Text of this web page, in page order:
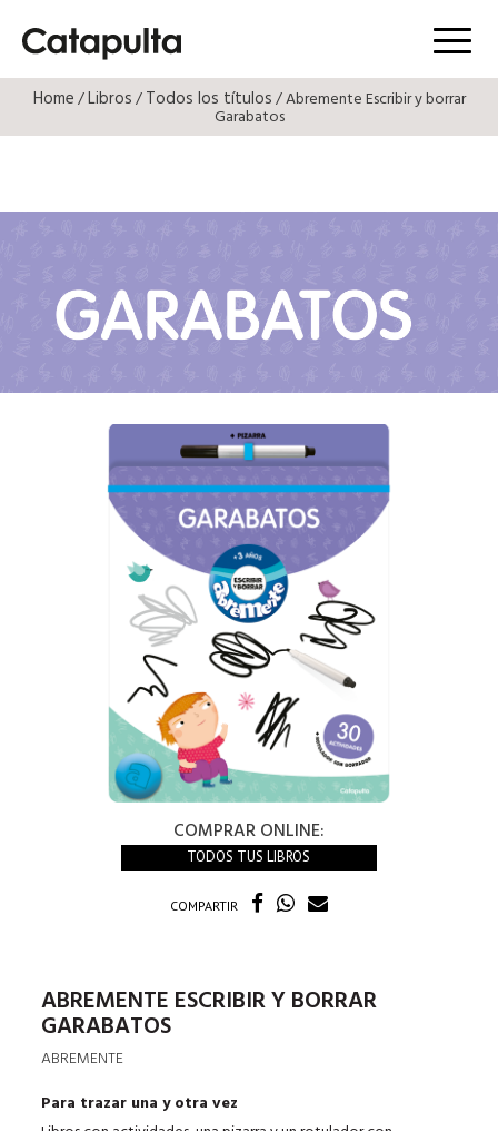
Menú
Home/Libros/Todos los títulos/ Abremente Escribir y borrar
Garabatos
COMPRAR ONLINE:
TODOS TUS LIBROS
COMPARTIR
ABREMENTE ESCRIBIR Y BORRAR
GARABATOS
ABREMENTE
Para trazar una y otra vez